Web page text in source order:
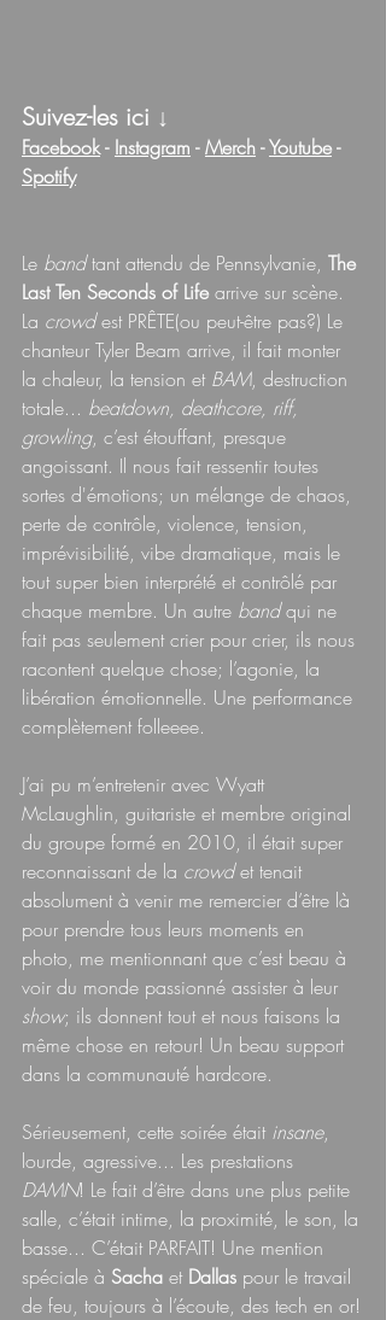
Suivez-les ici ↓
Facebook - Instagram - Merch - Youtube -
Spotify
Le band tant attendu de Pennsylvanie, The
Last Ten Seconds of Life arrive sur scène.
La crowd est PRÊTE(ou peut-être pas?) Le
chanteur Tyler Beam arrive, il fait monter
la chaleur, la tension et BAM, destruction
totale... beatdown, deathcore, riff,
growling, c’est étouffant, presque
angoissant. Il nous fait ressentir toutes
sortes d'émotions; un mélange de chaos,
perte de contrôle, violence, tension,
imprévisibilité, vibe dramatique, mais le
tout super bien interprété et contrôlé par
chaque membre. Un autre band qui ne
fait pas seulement crier pour crier, ils nous
racontent quelque chose; l’agonie, la
libération émotionnelle. Une performance
complètement folleeee.
J’ai pu m’entretenir avec Wyatt
McLaughlin, guitariste et membre original
du groupe formé en 2010, il était super
reconnaissant de la crowd et tenait
absolument à venir me remercier d’être là
pour prendre tous leurs moments en
photo, me mentionnant que c’est beau à
voir du monde passionné assister à leur
show; ils donnent tout et nous faisons la
même chose en retour! Un beau support
dans la communauté hardcore.
Sérieusement, cette soirée était insane,
lourde, agressive... Les prestations
DAMN! Le fait d’être dans une plus petite
salle, c’était intime, la proximité, le son, la
basse... C’était PARFAIT! Une mention
spéciale à Sacha et Dallas pour le travail
de feu, toujours à l’écoute, des tech en or!